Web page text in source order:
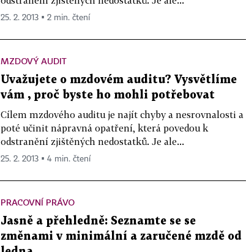
25. 2. 2013 ▪ 2 min. čtení
MZDOVÝ AUDIT
Uvažujete o mzdovém auditu? Vysvětlíme
vám , proč byste ho mohli potřebovat
Cílem mzdového auditu je najít chyby a nesrovnalosti a
poté učinit nápravná opatření, která povedou k
odstranění zjištěných nedostatků. Je ale...
25. 2. 2013 ▪ 4 min. čtení
PRACOVNÍ PRÁVO
Jasně a přehledně: Seznamte se se
změnami v minimální a zaručené mzdě od